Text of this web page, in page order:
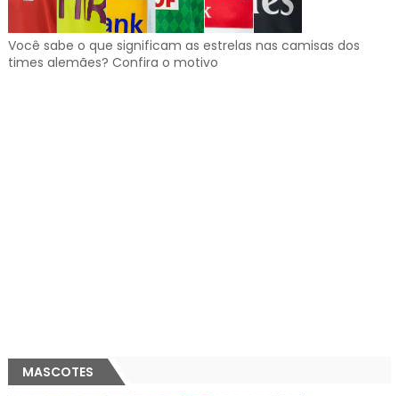
Você sabe o que significam as estrelas nas camisas dos
times alemães? Confira o motivo
MASCOTES